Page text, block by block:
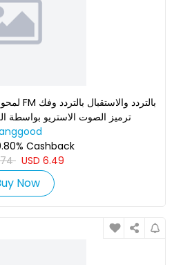
ترميز الصوت الاستريو بواسطة
Cashback
USD 6.49
Now